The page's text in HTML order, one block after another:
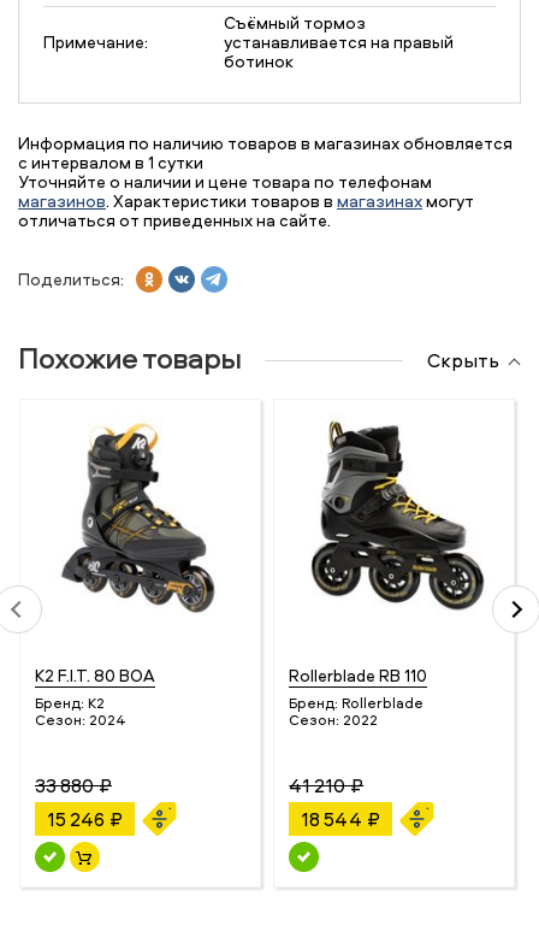
Примечание:
Съёмный тормоз
устанавливается на правый
ботинок
Информация по наличию товаров в магазинах обновляется
с интервалом в 1 сутки
Уточняйте о наличии и цене товара по телефонам
магазинов. Характеристики товаров в магазинахмогут
отличаться от приведенных на сайте.
Поделиться:
Похожие товары Скрыть
K2 F.I.T. 80 BOA
Бренд: K2
Сезон: 2024
33 880 ₽
15 246 ₽
Rollerblade RB 110
Бренд: Rollerblade
Сезон: 2022
41 210 ₽
18 544 ₽